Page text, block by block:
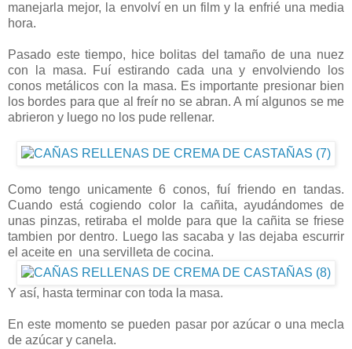
manejarla mejor, la envolví en un film y la enfrié una media
hora.
Pasado este tiempo, hice bolitas del tamaño de una nuez
con la masa. Fuí estirando cada una y envolviendo los
conos metálicos con la masa. Es importante presionar bien
los bordes para que al freír no se abran. A mí algunos se me
abrieron y luego no los pude rellenar.
Como tengo unicamente 6 conos, fuí friendo en tandas.
Cuando está cogiendo color la cañita, ayudándomes de
unas pinzas, retiraba el molde para que la cañita se friese
tambien por dentro. Luego las sacaba y las dejaba escurrir
el aceite en una servilleta de cocina.
Y así, hasta terminar con toda la masa.
En este momento se pueden pasar por azúcar o una mecla
de azúcar y canela.